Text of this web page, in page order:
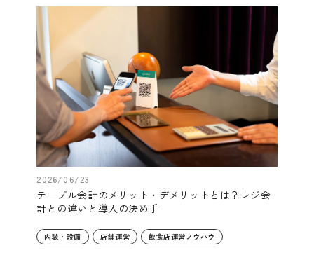
2026/06/23
テーブル会計のメリット・デメリットとは？レジ会
計との違いと導入の決め手
内装・設備 店舗運営 飲食店運営ノウハウ